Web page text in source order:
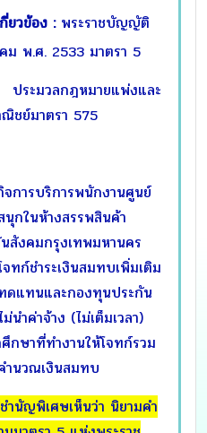
ยวข้อง : พระราชบัญญัติ
ม พ.ศ. 2533 มาตรา 5
กฎหมายแพ่งและ
ชย์มาตรา 575
การบริการพนักงานศูนย์
นุกในห้างสรรพสินค้า
สังคมกรุงเทพมหานคร
ทก์ชำระเงินสมทบเพิ่มเติม
ดแทนและกองทุนประกัน
นำค่าจ้าง (ไม่เต็มเวลา)
กษาที่ทำงานให้โจทก์รวม
ำนวณเงินสมทบ
นัญพิเศษเห็นว่า นิยามคำ